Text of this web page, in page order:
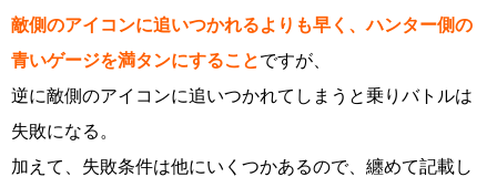
敵側のアイコンに追いつかれるよりも早く、ハンター側の
青いゲージを満タンにすることですが、
逆に敵側のアイコンに追いつかれてしまうと乗りバトルは
失敗になる。
加えて、失敗条件は他にいくつかあるので、纏めて記載し